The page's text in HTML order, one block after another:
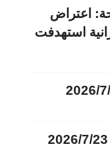
اعتراض
إيرانية استهدفت